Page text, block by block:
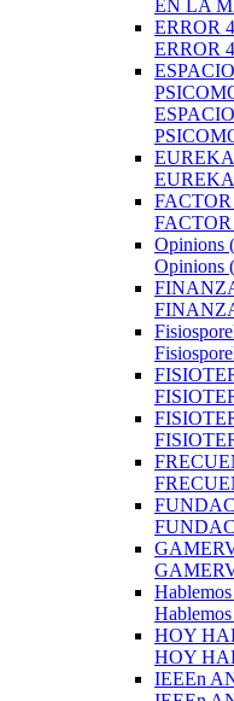
EN LA
ERROR
ERROR
Opinions
Opinions
HOY
HOY
IEEEn